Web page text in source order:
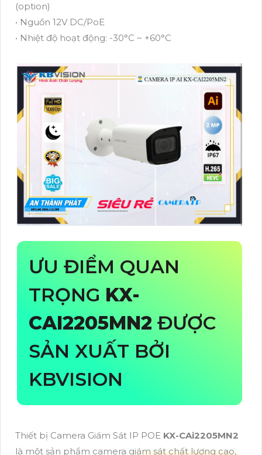
(option)
• Nguồn 12V DC/PoE
• Nhiệt độ hoạt động: -30°C ~ +60°C
ƯU ĐIỂM QUAN
TRỌNG KX-
CAI2205MN2 ĐƯỢC
SẢN XUẤT BỞI
KBVISION
Thiết bị Camera Giám Sát IP POE KX-CAi2205MN2
là một sản phẩm camera giám sát chất lượng cao,